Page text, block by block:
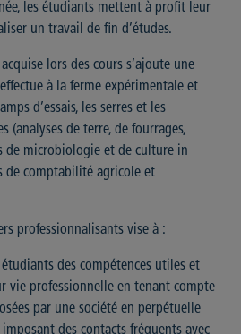
les étudiants mettent à profit leur
un travail de fin d’études.
lors des cours s’ajoute une
à la ferme expérimentale et
d’essais, les serres et les
(analyses de terre, de fourrages,
de microbiologie et de culture in
de comptabilité agricole et
professionnalisants vise à :
des compétences utiles et
vie professionnelle en tenant compte
par une société en perpétuelle
des contacts fréquents avec